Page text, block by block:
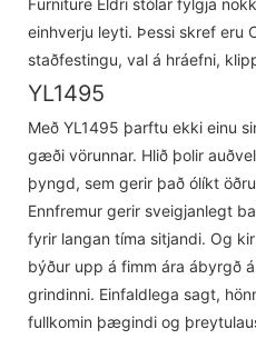
Furniture Eldri stólar fylgja
einhverju leyti. Þessi skref eru
staðfestingu, val á hráefni,
YL1495
Með YL1495 þarftu ekki einu
gæði vörunnar. Hlið þolir
þyngd, sem gerir það ólíkt
Ennfremur gerir sveigjanlegt
fyrir langan tíma sitjandi. Og
býður upp á fimm ára ábyrgð
grindinni. Einfaldlega sagt,
fullkomin þægindi og